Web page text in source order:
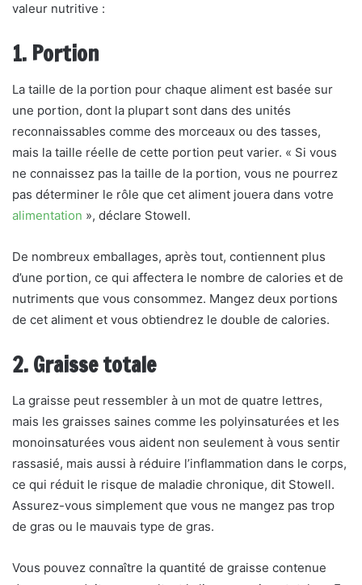
valeur nutritive :
1. Portion
La taille de la portion pour chaque aliment est basée sur
une portion, dont la plupart sont dans des unités
reconnaissables comme des morceaux ou des tasses,
mais la taille réelle de cette portion peut varier. « Si vous
ne connaissez pas la taille de la portion, vous ne pourrez
pas déterminer le rôle que cet aliment jouera dans votre
alimentation », déclare Stowell.
De nombreux emballages, après tout, contiennent plus
d’une portion, ce qui affectera le nombre de calories et de
nutriments que vous consommez. Mangez deux portions
de cet aliment et vous obtiendrez le double de calories.
2. Graisse totale
La graisse peut ressembler à un mot de quatre lettres,
mais les graisses saines comme les polyinsaturées et les
monoinsaturées vous aident non seulement à vous sentir
rassasié, mais aussi à réduire l’inflammation dans le corps,
ce qui réduit le risque de maladie chronique, dit Stowell.
Assurez-vous simplement que vous ne mangez pas trop
de gras ou le mauvais type de gras.
Vous pouvez connaître la quantité de graisse contenue